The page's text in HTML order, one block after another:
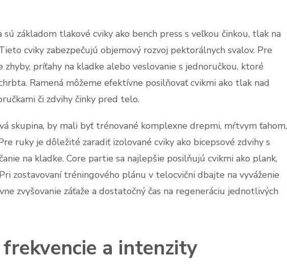
sú základom tlakové cviky ako bench press s veľkou činkou, tlak na
cviky zabezpečujú objemový rozvoj pektorálnych svalov. Pre
príťahy na kladke alebo veslovanie s jednoručkou, ktoré
Ramená môžeme efektívne posilňovať cvikmi ako tlak nad
či zdvihy činky pred telo.
skupina, by mali byť trénované komplexne drepmi, mŕtvym ťahom,
ruky je dôležité zaradiť izolované cviky ako bicepsové zdvihy s
na kladke. Core partie sa najlepšie posilňujú cvikmi ako plank,
zostavovaní tréningového plánu v telocvični dbajte na vyváženie
zvyšovanie záťaže a dostatočný čas na regeneráciu jednotlivých
a intenzity